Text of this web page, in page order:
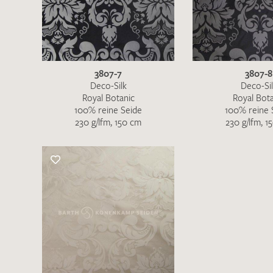
3807-7
Deco-Silk
Royal Botanic
100% reine Seide
230 g/lfm, 150 cm
3807-8
Deco-
Royal
100% reine
230 g/lfm,